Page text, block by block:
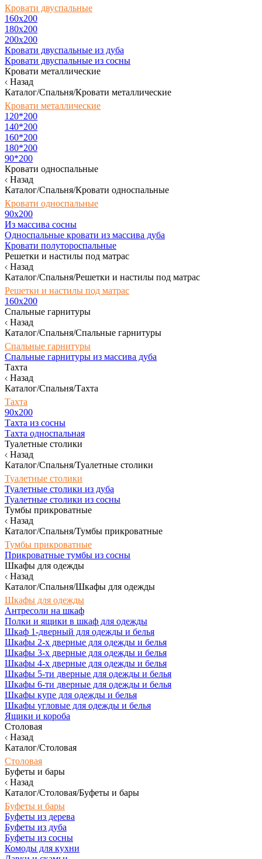
Кровати двуспальные
160х200
180x200
200x200
Кровати двуспальные из дуба
Кровати двуспальные из сосны
Кровати металлические
Назад
Каталог/Спальня/Кровати металлические
Кровати металлические
120*200
140*200
160*200
180*200
90*200
Кровати односпальные
Назад
Каталог/Спальня/Кровати односпальные
Кровати односпальные
90х200
Из массива сосны
Односпальные кровати из массива дуба
Кровати полутороспальные
Решетки и настилы под матрас
Назад
Каталог/Спальня/Решетки и настилы под матрас
Решетки и настилы под матрас
160х200
Спальные гарнитуры
Назад
Каталог/Спальня/Спальные гарнитуры
Спальные гарнитуры
Спальные гарнитуры из массива дуба
Тахта
Назад
Каталог/Спальня/Тахта
Тахта
90х200
Тахта из сосны
Тахта односпальная
Туалетные столики
Назад
Каталог/Спальня/Туалетные столики
Туалетные столики
Туалетные столики из дуба
Туалетные столики из сосны
Тумбы прикроватные
Назад
Каталог/Спальня/Тумбы прикроватные
Тумбы прикроватные
Прикроватные тумбы из сосны
Шкафы для одежды
Назад
Каталог/Спальня/Шкафы для одежды
Шкафы для одежды
Антресоли на шкаф
Полки и ящики в шкаф для одежды
Шкаф 1-дверный для одежды и белья
Шкафы 2-х дверные для одежды и белья
Шкафы 3-х дверные для одежды и белья
Шкафы 4-х дверные для одежды и белья
Шкафы 5-ти дверные для одежды и белья
Шкафы 6-ти дверные для одежды и белья
Шкафы купе для одежды и белья
Шкафы угловые для одежды и белья
Ящики и короба
Столовая
Назад
Каталог/Столовая
Столовая
Буфеты и бары
Назад
Каталог/Столовая/Буфеты и бары
Буфеты и бары
Буфеты из дерева
Буфеты из дуба
Буфеты из сосны
Комоды для кухни